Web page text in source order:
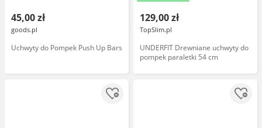
45,00 zł
goods.pl
Uchwyty do Pompek Push Up Bars
129,00 zł
TopSlim.pl
UNDERFIT Drewniane uchwyty do
pompek paraletki 54 cm